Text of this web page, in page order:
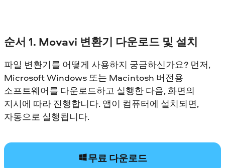
순서 1. Movavi 변환기 다운로드 및 설치
파일 변환기를 어떻게 사용하지 궁금하신가요? 먼저,
Microsoft Windows 또는 Macintosh 버전용
소프트웨어를 다운로드하고 실행한 다음, 화면의
지시에 따라 진행합니다. 앱이 컴퓨터에 설치되면,
자동으로 실행됩니다.
무료 다운로드